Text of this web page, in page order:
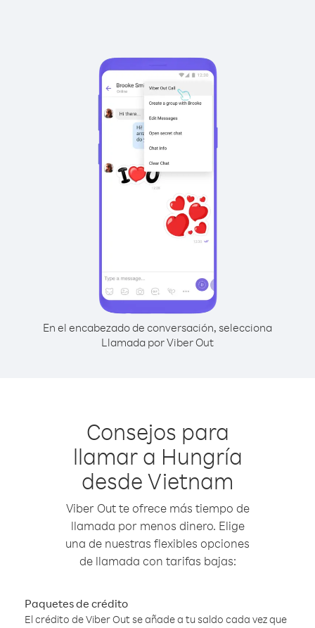
En el encabezado de conversación, selecciona
Llamada por Viber Out
Consejos para
llamar a Hungría
desde Vietnam
Viber Out te ofrece más tiempo de
llamada por menos dinero. Elige
una de nuestras flexibles opciones
de llamada con tarifas bajas:
Paquetes de crédito
El crédito de Viber Out se añade a tu saldo cada vez que